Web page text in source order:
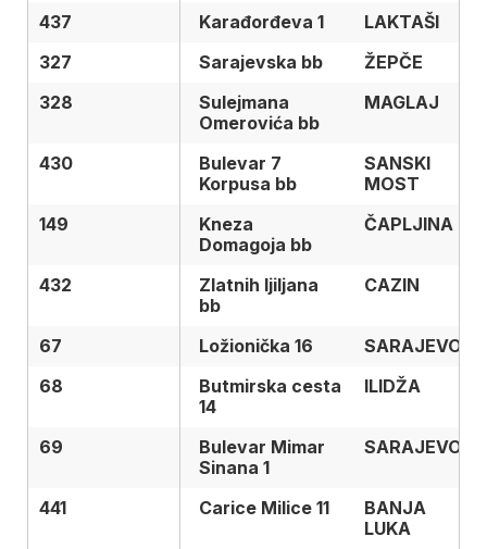
437 Karađorđeva 1
LAKTAŠI
327
Sarajevska bb
ŽEPČE
328
Sulejmana
Omerovića bb
MAGLAJ
430
Bulevar 7
Korpusa bb
SANSKI
MOST
149
Kneza
Domagoja bb
ČAPLJINA
432
Zlatnih ljiljana
bb
CAZIN
67 Ložionička 16
SARAJEVO
68
Butmirska cesta
14
ILIDŽA
69
Bulevar Mimar
Sinana 1
SARAJEVO
441 Carice Milice 11
BANJA
LUKA
437
327
328
430
149
432
67
68
69
441